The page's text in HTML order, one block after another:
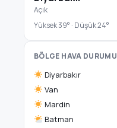
Açık
Yüksek 39° · Düşük 24°
BÖLGE HAVA DURUMU
Diyarbakır
Van
Mardin
Batman